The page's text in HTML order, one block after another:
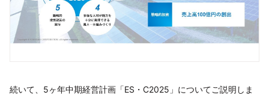
続いて、5ヶ年中期経営計画「ES・C2025」についてご説明しま